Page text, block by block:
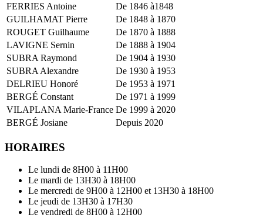
FERRIES Antoine
De 1846 à1848
GUILHAMAT Pierre
De 1848 à 1870
ROUGET Guilhaume
De 1870 à 1888
LAVIGNE Sernin
De 1888 à 1904
SUBRA Raymond
De 1904 à 1930
SUBRA Alexandre
De 1930 à 1953
DELRIEU Honoré
De 1953 à 1971
BERGÉ Constant
De 1971 à 1999
VILAPLANA Marie-France De 1999 à 2020
BERGÉ Josiane
Depuis 2020
HORAIRES
Le lundi de 8H00 à 11H00
Le mardi de 13H30 à 18H00
Le mercredi de 9H00 à 12H00 et 13H30 à 18H00
Le jeudi de 13H30 à 17H30
Le vendredi de 8H00 à 12H00